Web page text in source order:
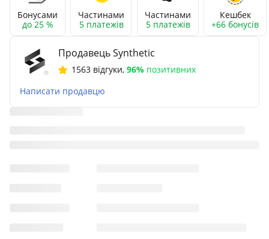
Бонусами
до 25 %
Частинами
5 платежів
Частинами
5 платежів
Кешбек
+66 бонусів
Продавець Synthetic
1563 відгуки, 96% позитивних
Написати продавцю